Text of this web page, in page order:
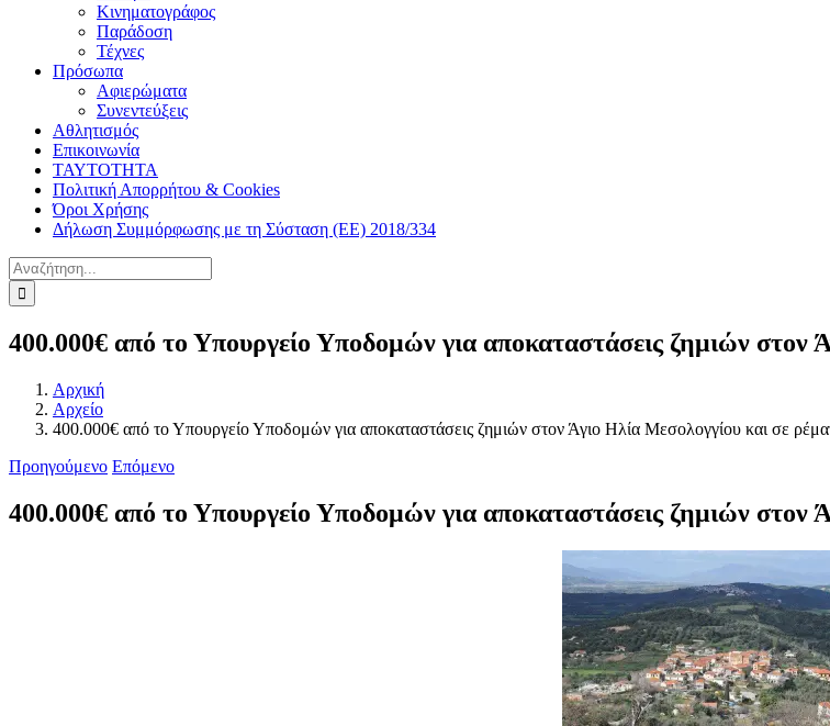
Κινηματογράφος
Παράδοση
Τέχνες
Πρόσωπα
Αφιερώματα
Συνεντεύξεις
Αθλητισμός
Επικοινωνία
ΤΑΥΤΟΤΗΤΑ
Πολιτική Απορρήτου & Cookies
Όροι Χρήσης
Δήλωση Συμμόρφωσης με τη Σύσταση (ΕΕ) 2018/334
Αναζήτηση
για:
400.000€ από το Υπουργείο Υποδομών για αποκαταστάσεις ζημιών στον
Αρχική
Αρχείο
400.000€ από το Υπουργείο Υποδομών για αποκαταστάσεις ζημιών στον Άγιο Ηλία Μεσολογγίου και σε
Προηγούμενο Επόμενο
400.000€ από το Υπουργείο Υποδομών για αποκαταστάσεις ζημιών στον